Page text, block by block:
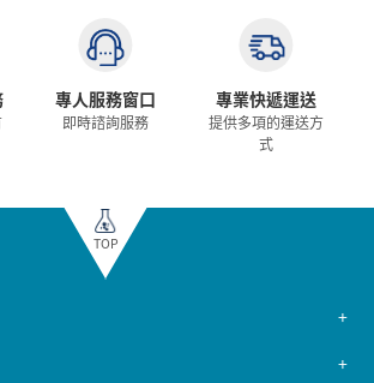
專人服務窗口
即時諮詢服務
專業快遞運送
提供多項的運送方
式
TOP